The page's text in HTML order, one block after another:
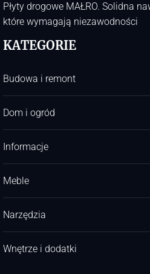
Płyty drogowe MAŁRO. Solidna
które wymagają niezawodności
KATEGORIE
Budowa i remont
Dom i ogród
Informacje
Meble
Narzędzia
Wnętrze i dodatki